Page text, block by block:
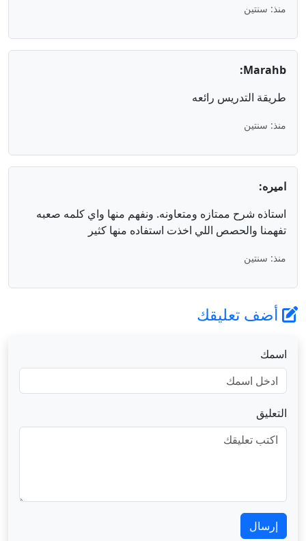
منذ: سنتين
Marahb:
طريقة التدريس رائعه
منذ: سنتين
اميره:
استاذه شرح ممتازه ومتعاونه. ونفهم منها واي كلمه صعبه
تفهمنا والحصص اللي اخذت استفاده منها كثير
منذ: سنتين
أضف تعليقك
اسمك
التعليق
إرسال